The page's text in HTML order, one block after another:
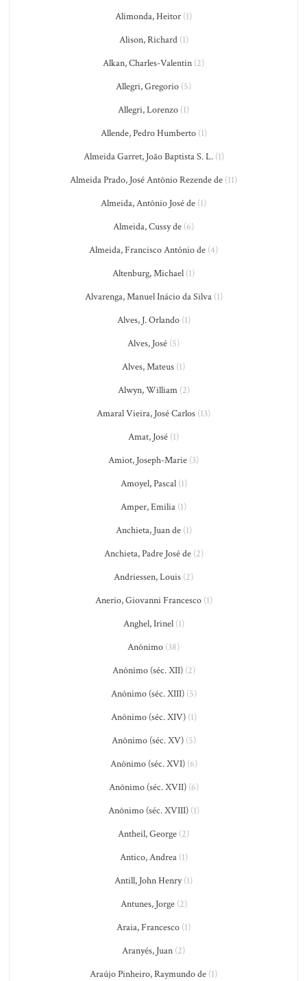
Alimonda, Heitor (1)
Alison, Richard(1)
Alkan, Charles-Valentin (2)
Allegri, Gregorio (5)
Allegri, Lorenzo (1)
Allende, Pedro Humberto(1)
Almeida Garret, João Baptista S. L.(1)
Almeida Prado, José Antônio Rezende de (11)
Almeida, Antônio José de (1)
Almeida, Cussy de (6)
Almeida, Francisco António de (4)
Altenburg, Michael (1)
Alvarenga, Manuel Inácio da Silva(1)
Alves, J. Orlando(1)
Alves, José (5)
Alves, Mateus (1)
Alwyn, William(2)
Amaral Vieira, José Carlos (13)
Amat, José (1)
Amiot, Joseph-Marie (3)
Amoyel, Pascal(1)
Amper, Emilia (1)
Anchieta, Juan de(1)
Anchieta, Padre José de(2)
Andriessen, Louis (2)
Anerio, Giovanni Francesco(1)
Anghel, Irinel(1)
Anônimo (38)
Anônimo (séc. XII)(2)
Anônimo (séc. XIII)(5)
Anônimo (séc. XIV)(1)
Anônimo (séc. XV)(5)
Anônimo (séc. XVI)(6)
Anônimo (séc. XVII)(6)
Anônimo (séc. XVIII)(1)
Antheil, George (2)
Antico, Andrea(1)
Antill, John Henry(1)
Antunes, Jorge(2)
Araia, Francesco (1)
Aranyés, Juan (2)
Araújo Pinheiro, Raymundo de (1)